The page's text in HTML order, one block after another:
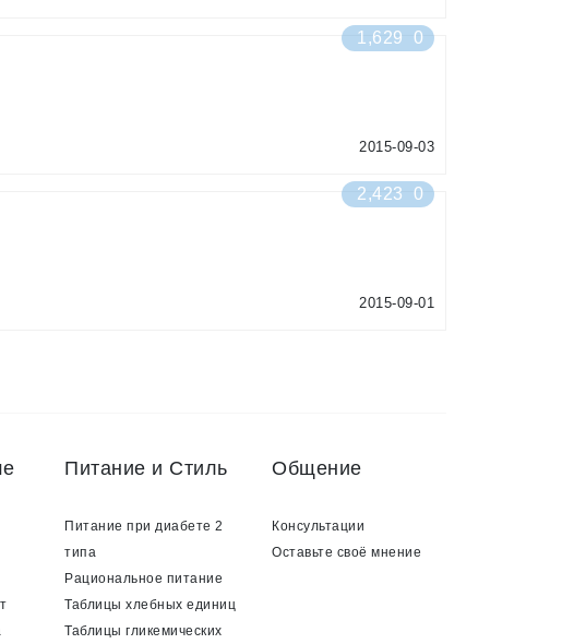
1,629 0
2015-09-03
2,423 0
2015-09-01
Питание и Стиль
Питание при диабете 2
типа
Рациональное питание
Таблицы хлебных единиц
Таблицы гликемических
Общение
Консультации
Оставьте своё мнение